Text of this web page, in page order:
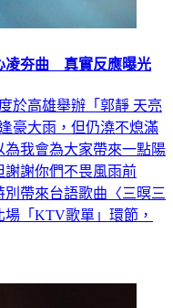
凌夯曲 真實反應曝光
於高雄舉辦「郭靜 天亮
豪大雨，但仍澆不熄滿
我會為大家帶來一點陽
謝謝你們不畏風雨前
帶來台語歌曲〈三暝三
「KTV歌單」環節，